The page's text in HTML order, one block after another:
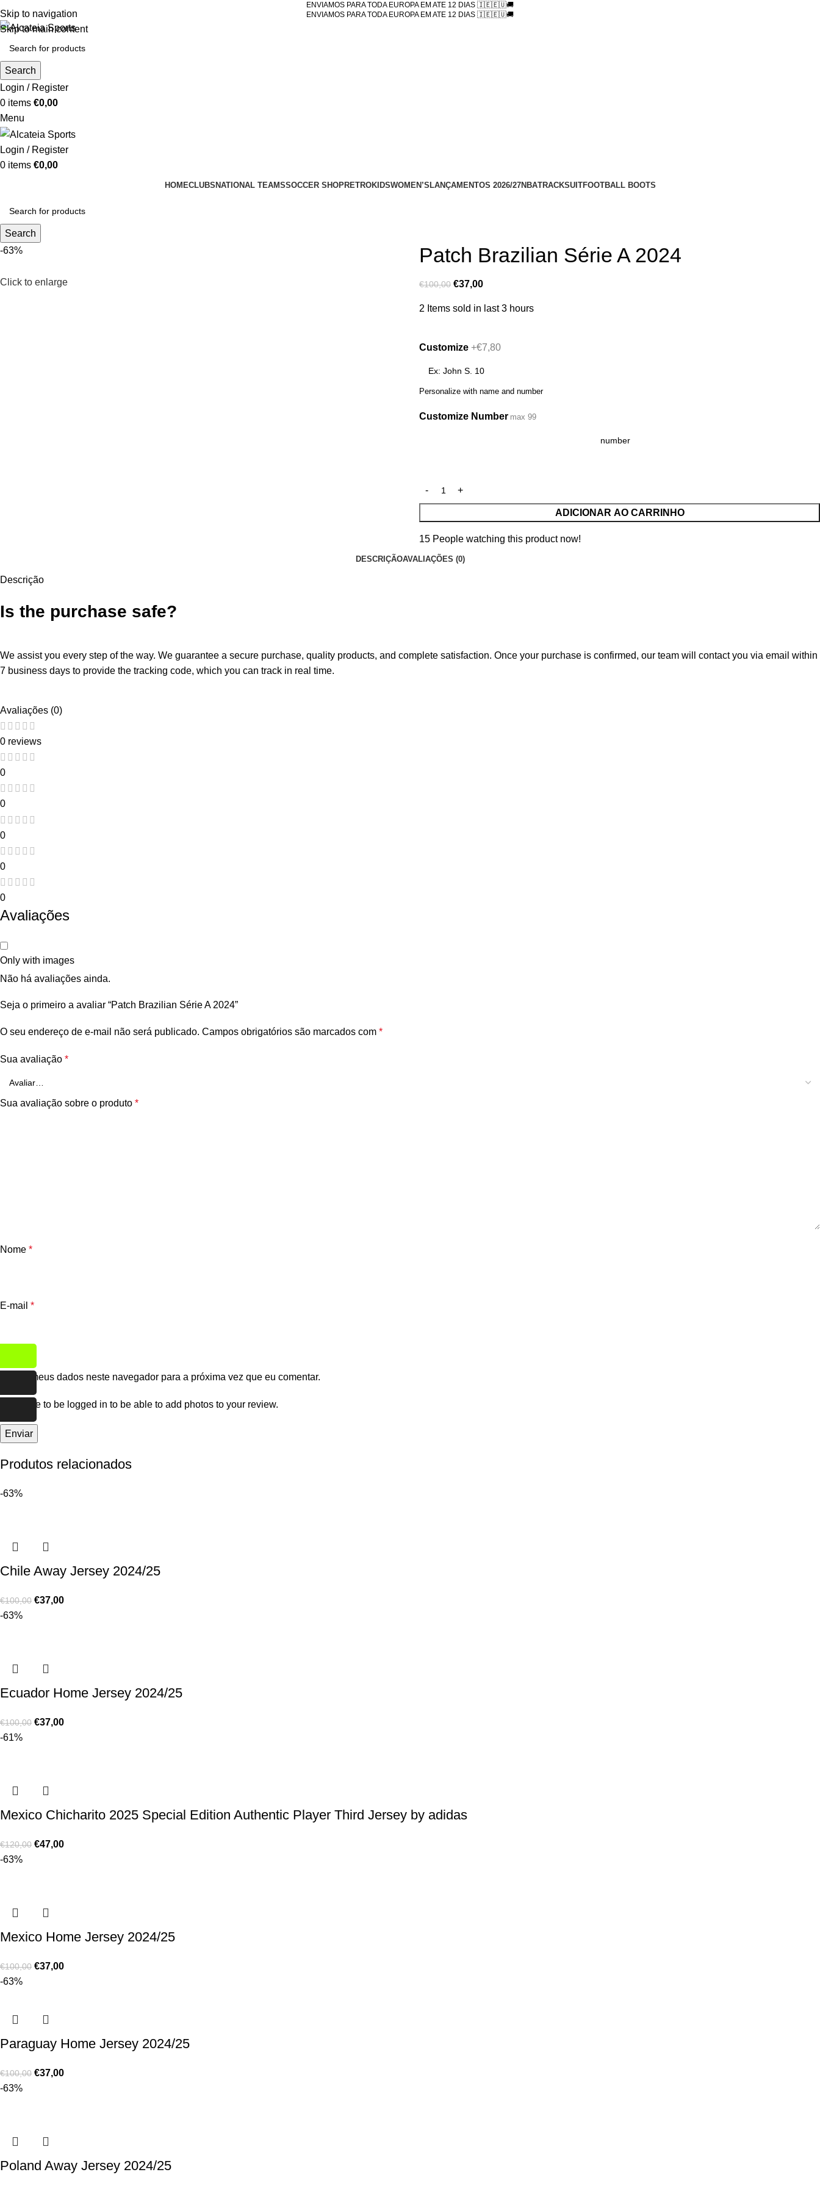
Skip to navigation
Skip to main content
ENVIAMOS PARA TODA EUROPA EM ATE 12 DIAS 🇮🇪🇪🇺🚚
ENVIAMOS PARA TODA EUROPA EM ATE 12 DIAS 🇮🇪🇪🇺🚚
Search
Login / Register
0 items €0,00
Menu
Login / Register
0 items €0,00
HOMECLUBS NATIONAL TEAMSSOCCER SHOPRETROKIDSWOMEN’S LANÇAMENTOS 2026/27NBATRACKSUITFOOTBALL BOOTS
Search
-63%
Click to enlarge
Patch Brazilian Série A 2024
€100,00 €37,00
2 Items sold in last 3 hours
Customize +€7,80
Personalize with name and number
Customize Number max 99
ADICIONAR AO CARRINHO
15 People watching this product now!
DESCRIÇÃOAVALIAÇÕES (0)
Descrição
Is the purchase safe?
We assist you every step of the way. We guarantee a secure purchase, quality products, and complete satisfaction. Once your purchase is confirmed, our team will contact you via email within
7 business days to provide the tracking code, which you can track in real time.
Avaliações (0)
0 reviews
0
0
0
0
0
Avaliações
Only with images
Não há avaliações ainda.
Seja o primeiro a avaliar “Patch Brazilian Série A 2024”
O seu endereço de e-mail não será publicado. Campos obrigatórios são marcados com *
Sua avaliação *
Sua avaliação sobre o produto *
Nome *
E-mail *
Salvar meus dados neste navegador para a próxima vez que eu comentar.
You have to be logged in to be able to add photos to your review.
Produtos relacionados
-63%
Chile Away Jersey 2024/25
€100,00 €37,00
-63%
Ecuador Home Jersey 2024/25
€100,00 €37,00
-61%
Mexico Chicharito 2025 Special Edition Authentic Player Third Jersey by adidas
€120,00 €47,00
-63%
Mexico Home Jersey 2024/25
€100,00 €37,00
-63%
Paraguay Home Jersey 2024/25
€100,00 €37,00
-63%
Poland Away Jersey 2024/25